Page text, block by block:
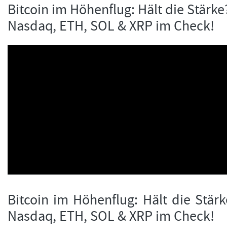
Bitcoin im Höhenflug: Hält die
Nasdaq, ETH, SOL & XRP im Check!
Bitcoin im Höhenflug: Hält die
Nasdaq, ETH, SOL & XRP im Check!
LOGIN
Passwort vergessen